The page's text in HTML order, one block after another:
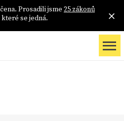
Prosadili jsme 25 zákonů
se jedná.